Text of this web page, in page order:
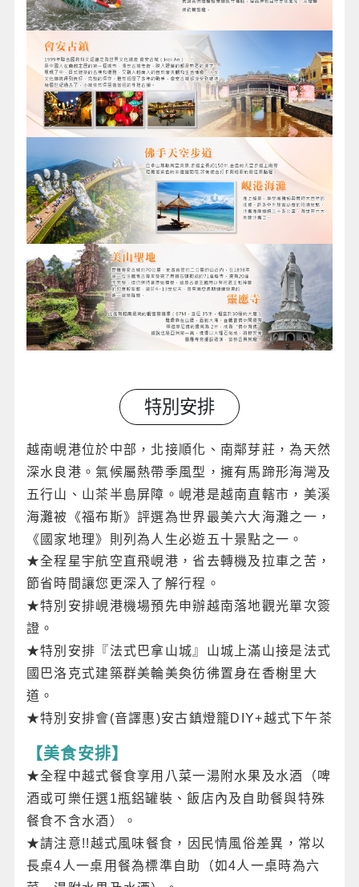
特別安排
越南峴港位於中部，北接順化、南鄰芽莊，為天然
深水良港。氣候屬熱帶季風型，擁有馬蹄形海灣及
五行山、山茶半島屏障。峴港是越南直轄市，美溪
海灘被《福布斯》評選為世界最美六大海灘之一，
《國家地理》則列為人生必遊五十景點之一。
★全程星宇航空直飛峴港，省去轉機及拉車之苦，
節省時間讓您更深入了解行程。
★特別安排峴港機場預先申辦越南落地觀光單次簽
證。
★特別安排『法式巴拿山城』山城上滿山接是法式
國巴洛克式建築群美輪美奐彷彿置身在香榭里大
道。
★特別安排會(音譯惠)安古鎮燈籠DIY+越式下午茶
【美食安排】
★全程中越式餐食享用八菜一湯附水果及水酒（啤
酒或可樂任選1瓶鋁罐裝、飯店內及自助餐與特殊
餐食不含水酒）。
★請注意!!越式風味餐食，因民情風俗差異，常以
長桌4人一桌用餐為標準自助（如4人一桌時為六